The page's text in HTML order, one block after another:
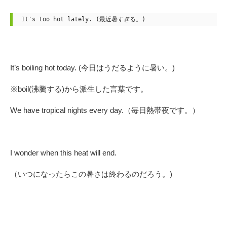
It's too hot lately. (最近暑すぎる。)
It’s boiling hot today. (今日はうだるように暑い。)
※boil(沸騰する)から派生した言葉です。
We have tropical nights every day.（毎日熱帯夜です。）
I wonder when this heat will end.
（いつになったらこの暑さは終わるのだろう。)